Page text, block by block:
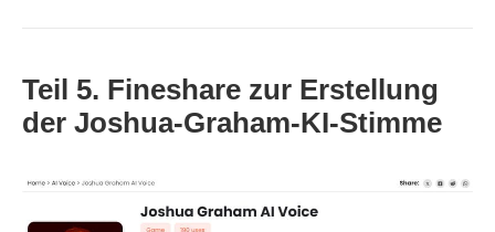
Teil 5. Fineshare zur Erstellung
der Joshua-Graham-KI-Stimme